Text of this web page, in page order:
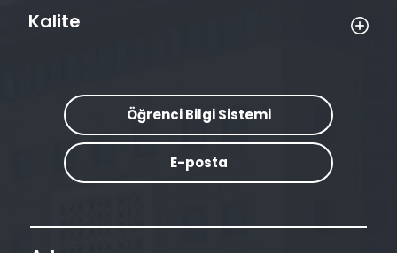
Kalite
Öğrenci Bilgi Sistemi
E-posta